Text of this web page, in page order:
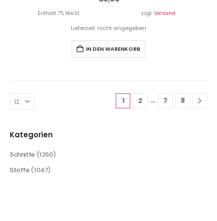
Enthält 7% MwSt. zzgl. Versand
Lieferzeit: nicht angegeben
IN DEN WARENKORB
1 2 … 7 8
Kategorien
Schnitte (1260)
Stoffe (1047)